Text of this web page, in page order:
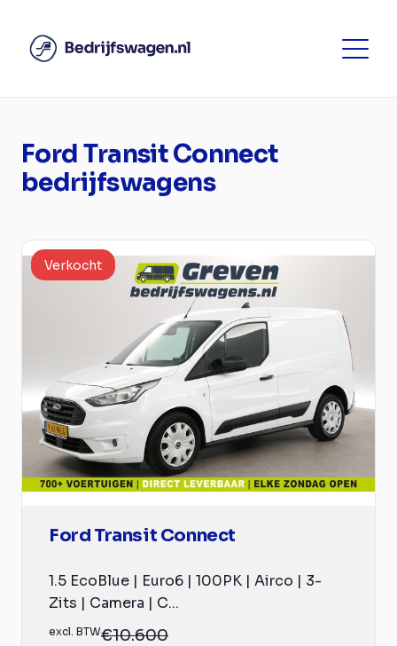
Ford Transit Connect
bedrijfswagens
Verkocht
Ford Transit Connect
1.5 EcoBlue | Euro6 | 100PK | Airco | 3-
Zits | Camera | C...
excl. BTW€10.600